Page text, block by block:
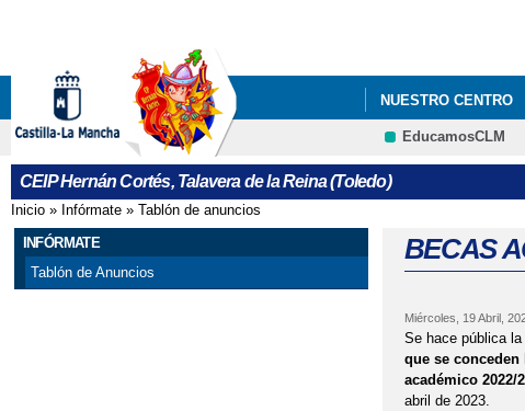
NUESTRO CENTRO
RECREOS
EducamosCLM
CEIP Hernán Cortés, Talavera de la Reina (Toledo)
Se encuentra usted aquí
Inicio » Infórmate » Tablón de anuncios
INFÓRMATE
Tablón de Anuncios
BECAS
Miércoles, 19 Abril,
Se hace pública la
que se
académico 2022/
abril de 2023.